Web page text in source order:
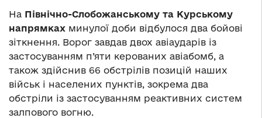
На Північно-Слобожанському та Курському
напрямках минулої доби відбулося два бойові
зіткнення. Ворог завдав двох авіаударів із
застосуванням п’яти керованих авіабомб, а
також здійснив 66 обстрілів позицій наших
військ і населених пунктів, зокрема два
обстріли із застосуванням реактивних систем
залпового вогню.